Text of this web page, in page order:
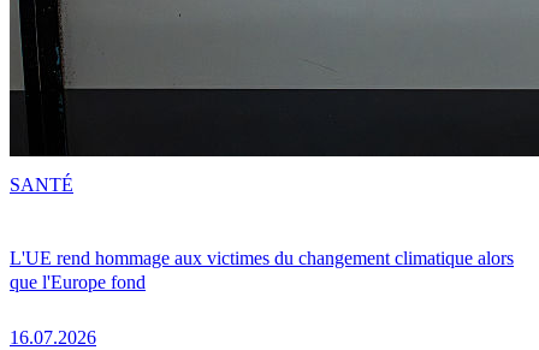
L'UE rend hommage aux victimes du changement climatique alors
que l'Europe fond
16.07.2026
SANTÉ